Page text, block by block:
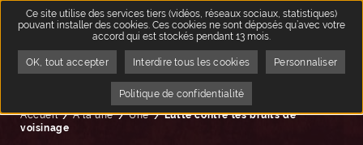
Accueil A la une Page active :
Une
Lutte contre les bruits de
voisinage
Ce site utilise des services tiers (vidéos, réseaux sociaux, statistiques)
pouvant installer des cookies. Ces cookies ne sont déposés qu’avec votre
accord qui est stockés pendant 13 mois.
OK, tout accepter Interdire tous les cookies Personnaliser
Politique de confidentialité